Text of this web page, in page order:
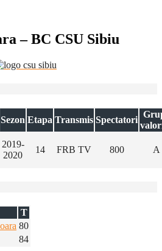
– BC CSU Sibiu
Sezon Etapa Transmis Spectatori
2019-
2020
14 FRB TV 800 A
T
80
84